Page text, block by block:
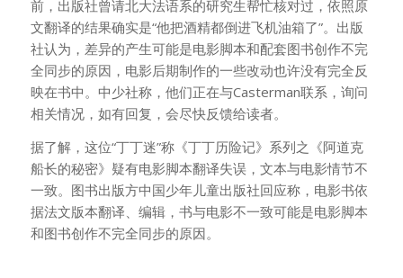
前，出版社曾请北大法语系的研究生帮忙核对过，依照原
文翻译的结果确实是“他把酒精都倒进飞机油箱了”。出版
社认为，差异的产生可能是电影脚本和配套图书创作不完
全同步的原因，电影后期制作的一些改动也许没有完全反
映在书中。中少社称，他们正在与Casterman联系，询问
相关情况，如有回复，会尽快反馈给读者。
据了解，这位“丁丁迷”称《丁丁历险记》系列之《阿道克
船长的秘密》疑有电影脚本翻译失误，文本与电影情节不
一致。图书出版方中国少年儿童出版社回应称，电影书依
据法文版本翻译、编辑，书与电影不一致可能是电影脚本
和图书创作不完全同步的原因。